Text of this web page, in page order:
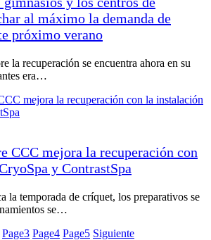
al máximo la demanda de
próximo verano
la recuperación se encuentra ahora en su
era…
CCC mejora la recuperación con
y ContrastSpa
la temporada de críquet, los preparativos se
se…
Page3 Page4 Page5 Siguiente